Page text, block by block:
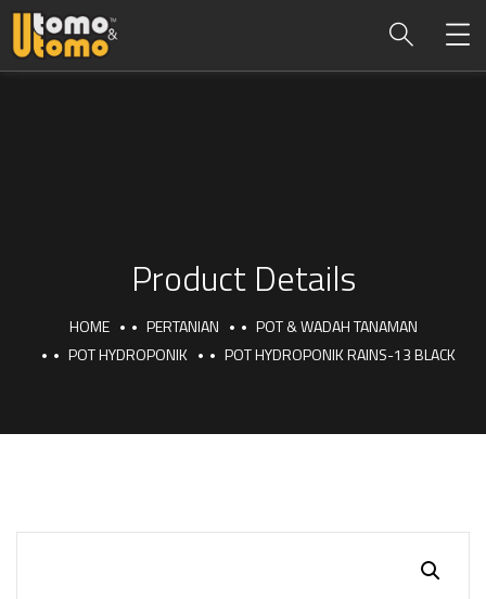
Product Details
HOME PERTANIAN
POT & WADAH TANAMAN
POT HYDROPONIK
POT HYDROPONIK RAINS-13 BLACK